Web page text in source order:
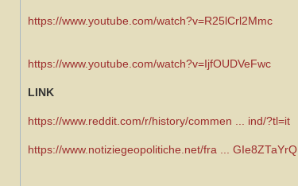
https://www.youtube.com/watch?v=R25lCrl2Mmc
https://www.youtube.com/watch?v=IjfOUDVeFwc
LINK
https://www.reddit.com/r/history/commen ... ind/?tl=it
https://www.notiziegeopolitiche.net/fra ... GIe8ZTaYrQ